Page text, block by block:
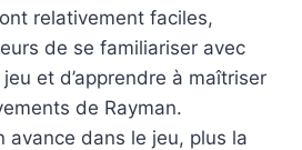
relativement faciles,
de se familiariser avec
et d’apprendre à maîtriser
de Rayman.
avance dans le jeu, plus la